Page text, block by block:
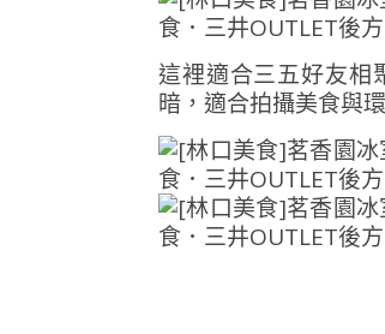
這裡適合三五好友相
暗，適合拍攝美食與